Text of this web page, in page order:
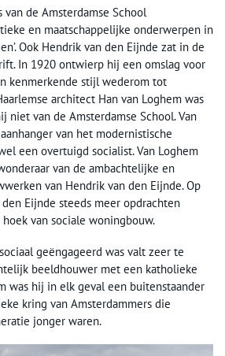
de Amsterdamse School
en maatschappelijke onderwerpen in
Ook Hendrik van den Eijnde zat in de
In 1920 ontwierp hij een omslag voor
kenmerkende stijl wederom tot
architect Han van Loghem was
niet van de Amsterdamse School. Van
van het modernistische
een overtuigd socialist. Van Loghem
van de ambachtelijke en
van Hendrik van den Eijnde. Op
Eijnde steeds meer opdrachten
van sociale woningbouw.
geëngageerd was valt zeer te
beeldhouwer met een katholieke
was hij in elk geval een buitenstaander
kring van Amsterdammers die
jonger waren.